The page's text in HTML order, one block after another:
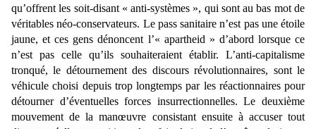
qu’offrent les soit-disant « anti-systèmes », qui sont au bas mot de
véritables néo-conservateurs. Le pass sanitaire n’est pas une étoile
jaune, et ces gens dénoncent l’« apartheid » d’abord lorsque ce
n’est pas celle qu’ils souhaiteraient établir. L’anti-capitalisme
tronqué, le détournement des discours révolutionnaires, sont le
véhicule choisi depuis trop longtemps par les réactionnaires pour
détourner d’éventuelles forces insurrectionnelles. Le deuxième
mouvement de la manœuvre consistant ensuite à accuser tout